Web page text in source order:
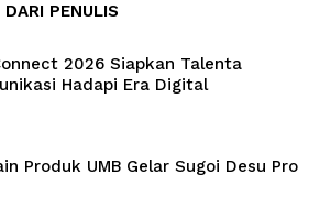
DARI PENULIS
2026 Siapkan Talenta
Hadapi Era Digital
Produk UMB Gelar Sugoi Desu Pro